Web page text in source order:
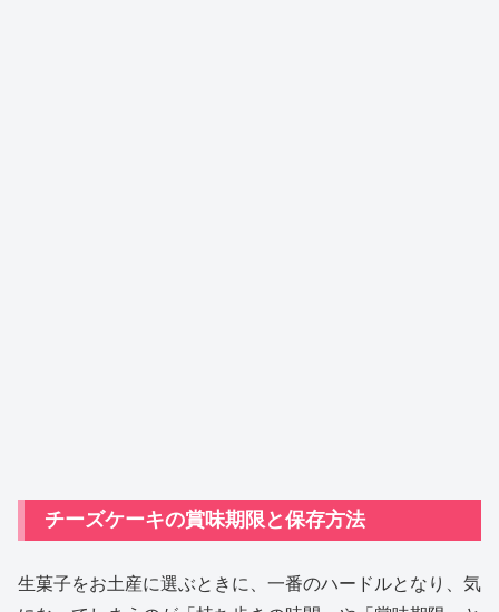
チーズケーキの賞味期限と保存方法
生菓子をお土産に選ぶときに、一番のハードルとなり、気